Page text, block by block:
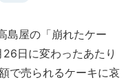
島屋の「崩れたケー
日に変わったあたり
で売られるケーキに哀